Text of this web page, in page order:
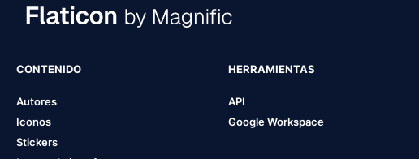
CONTENIDO
Autores
Iconos
Stickers
HERRAMIENTAS
API
Google Workspace